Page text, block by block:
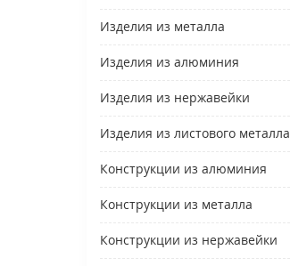
Изделия из металла
Изделия из алюминия
Изделия из нержавейки
Изделия из листового металла
Конструкции из алюминия
Конструкции из металла
Конструкции из нержавейки